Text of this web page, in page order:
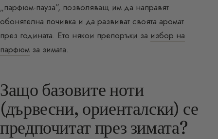
„парфюм-пауза”, позволяващ им да направят
обонятелна почивка и да развиват своята аромат
през годината. Ето някои препоръки за избор на
парфюм за зимата.
Защо базовите ноти
(дървесни, ориенталски) се
предпочитат през зимата?